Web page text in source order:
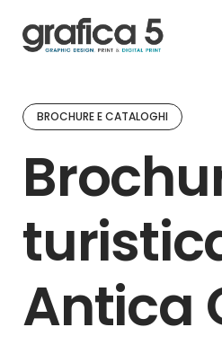
content
BROCHURE E CATALOGHI
Antica